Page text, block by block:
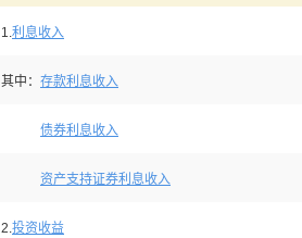
1.利息收入
其中： 存款利息收入
债券利息收入
资产支持证券利息收入
2.投资收益